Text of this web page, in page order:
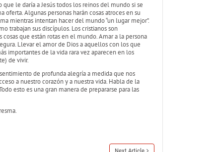
le daría a Jesús todos los reinos del mundo si se
oferta. Algunas personas harán cosas atroces en su
mientras intentan hacer del mundo “un lugar mejor”.
trabajan sus discípulos. Los cristianos son
que están rotas en el mundo. Amar a la persona
Llevar el amor de Dios a aquellos con los que
importantes de la vida rara vez aparecen en los
de vivir.
de profunda alegría a medida que nos
a nuestro corazón y a nuestra vida. Habla de la
esto es una gran manera de prepararse para las